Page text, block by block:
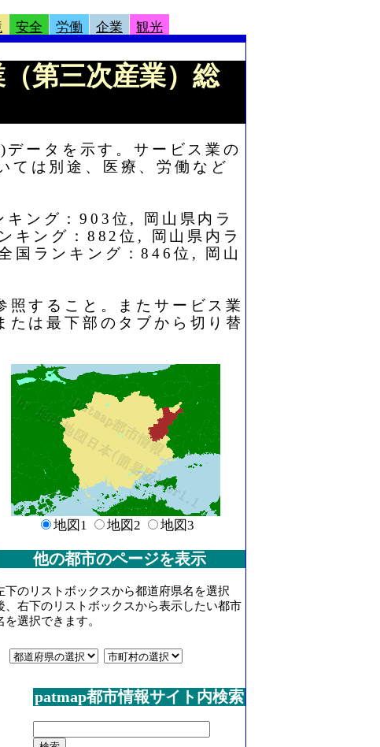
安全 労働 企業 観光
第三次産業）総
ータを示す。サービス業の
ては別途、医療、労働など
ング：903位, 岡山県内ラ
キング：882位, 岡山県内ラ
国ランキング：846位, 岡山
すること。またサービス業
は最下部のタブから切り替
地図1 地図2 地図3
他の都市のページを表示
下のリストボックスから都道府県名を選択
、右下のリストボックスから表示したい都市
を選択できます。
patmap都市情報サイト内検索